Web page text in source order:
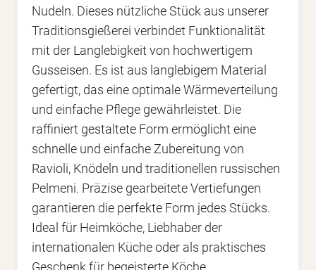
Nudeln. Dieses nützliche Stück aus unserer
Traditionsgießerei verbindet Funktionalität
mit der Langlebigkeit von hochwertigem
Gusseisen. Es ist aus langlebigem Material
gefertigt, das eine optimale Wärmeverteilung
und einfache Pflege gewährleistet. Die
raffiniert gestaltete Form ermöglicht eine
schnelle und einfache Zubereitung von
Ravioli, Knödeln und traditionellen russischen
Pelmeni. Präzise gearbeitete Vertiefungen
garantieren die perfekte Form jedes Stücks.
Ideal für Heimköche, Liebhaber der
internationalen Küche oder als praktisches
Geschenk für begeisterte Köche.